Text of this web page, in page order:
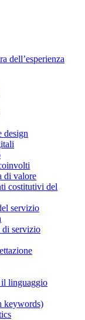
dell’esperienza
design
di valore
costitutivi del
servizio
di servizio
il linguaggio
keywords)